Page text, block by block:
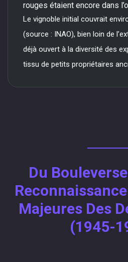
rouges étaient encore dans
Le vignoble initial couvrait
(source : INAO), bien loin de
déjà ouvert à la diversité des
tissu de petits propriétaires
Du
Majeures Des
(1945-